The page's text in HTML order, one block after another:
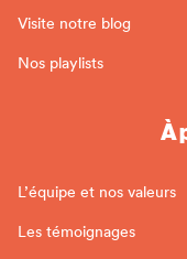
Visite notre blog
Nos playlists
À
L’équipe et nos valeurs
Les témoignages